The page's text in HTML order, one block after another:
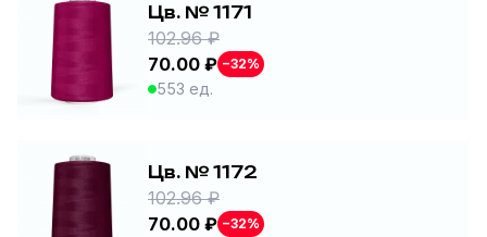
Цв. № 1171
102.96 ₽
70.00 ₽ −32%
553 ед.
Цв. № 1172
102.96 ₽
70.00 ₽ −32%